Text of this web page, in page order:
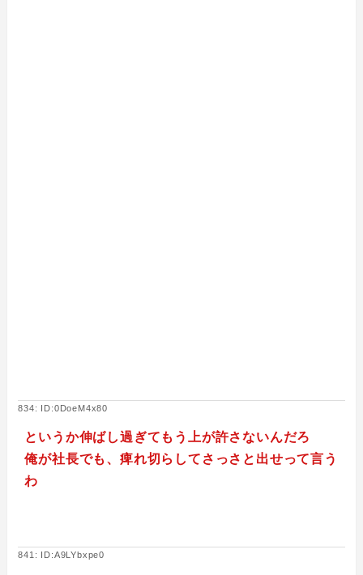
834: ID:0DoeM4x80
というか伸ばし過ぎてもう上が許さないんだろ
俺が社長でも、痺れ切らしてさっさと出せって言う
わ
841: ID:A9LYbxpe0